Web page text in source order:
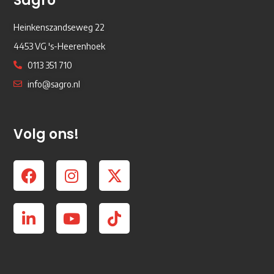
Volg ons!
Heinkenszandseweg 22
4453 VG 's-Heerenhoek
0113 351 710
info@sagro.nl